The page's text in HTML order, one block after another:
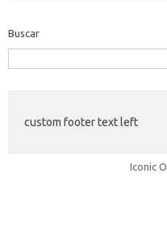
Buscar
custom footer text left
Iconic